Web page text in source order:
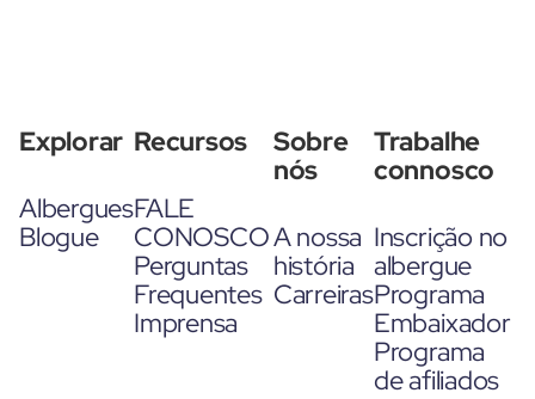
Explorar
Albergues
Blogue
Recursos
FALE
CONOSCO
Perguntas
Frequentes
Imprensa
Sobre
nós
A nossa
história
Carreiras
Trabalhe
connosco
Inscrição no
albergue
Programa
Embaixador
Programa
de afiliados